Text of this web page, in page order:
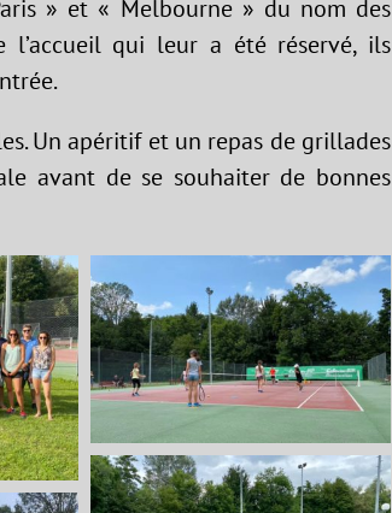
» et « Melbourne » du nom des
l’accueil qui leur a été réservé, ils
Un apéritif et un repas de grillades
avant de se souhaiter de bonnes